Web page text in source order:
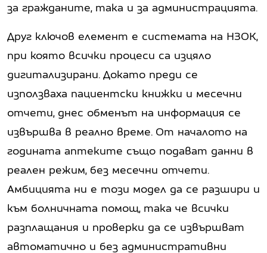
за гражданите, така и за администрацията.
Друг ключов елемент е системата на НЗОК,
при която всички процеси са изцяло
дигитализирани. Докато преди се
използваха пациентски книжки и месечни
отчети, днес обменът на информация се
извършва в реално време. От началото на
годината аптеките също подават данни в
реален режим, без месечни отчети.
Амбицията ни е този модел да се разшири и
към болничната помощ, така че всички
разплащания и проверки да се извършват
автоматично и без административни